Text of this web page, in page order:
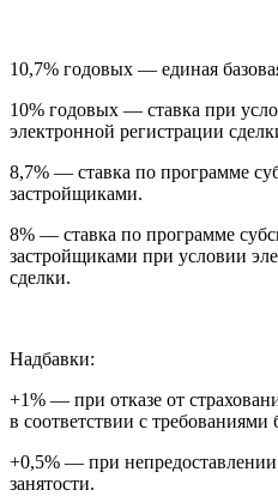
10,7% годовых — единая
10% годовых — ставка при
электронной регистрации
8,7% — ставка по программе
застройщиками.
8% — ставка по программе
застройщиками при условии
сделки.
Надбавки:
+1% — при отказе от
в соответствии с требованиями
+0,5% — при
занятости.